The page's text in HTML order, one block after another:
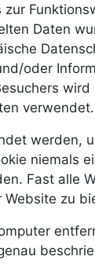
Daten
oder
verwendet.
werden,
niemals
Fast alle
zu